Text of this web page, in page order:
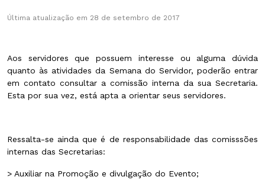
Última atualização em 28 de setembro de 2017
Aos servidores que possuem interesse ou alguma dúvida
quanto às atividades da Semana do Servidor, poderão entrar
em contato consultar a comissão interna da sua Secretaria.
Esta por sua vez, está apta a orientar seus servidores.
Ressalta-se ainda que é de responsabilidade das comisssões
internas das Secretarias:
> Auxiliar na Promoção e divulgação do Evento;